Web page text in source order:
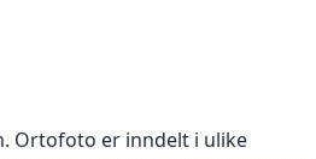
Ortofoto er inndelt i ulike